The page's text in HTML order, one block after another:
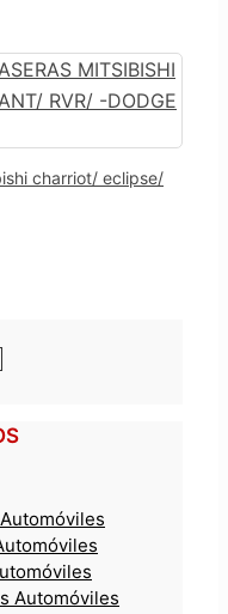
charriot/ eclipse/
Automóviles